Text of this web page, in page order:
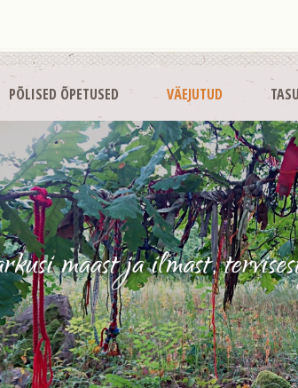
PÕLISED ÕPETUSED VÄEJUTUD